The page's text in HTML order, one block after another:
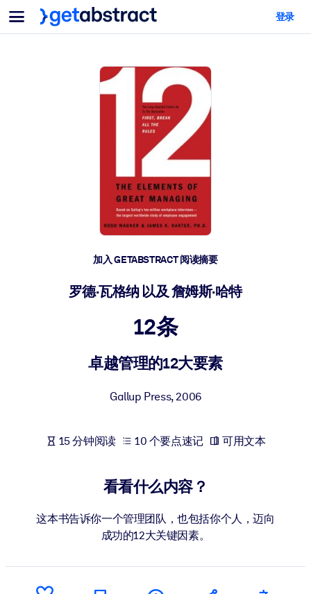
菜单
面向团队与管理者
为您的员工配备关键的人工智能技能。
帮助您的管理者为未来的工作时代做好准备。
让团队更轻松地共同学习、解决实际问题并更快采取行动。
培养您的员工应对未来挑战所需的技能。
将简短且经过验证的知识引入您的 LMS/LXP，以获得更强的学习效
利用可靠、结构化的知识为您的人工智能系统提供动力，以改善输
面向人工智能系统
登录
加入 GETABSTRACT 阅读摘要
罗德·瓦格纳 以及 詹姆斯·哈特
12条
卓越管理的12大要素
Gallup Press,2006
15 分钟阅读 10 个要点速记 可用文本
看看什么内容？
这本书告诉你一个管理团队，也包括你个人，迈向
成功的12大关键因素。